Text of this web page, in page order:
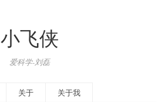
小飞侠
爱科学-刘磊
关于 关于我